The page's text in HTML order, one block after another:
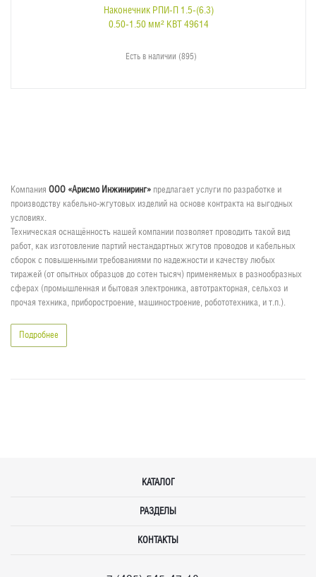
Наконечник РПИ-П 1.5-(6.3)
0.50-1.50 мм² КВТ 49614
Есть в наличии (895)
Компания ООО «Арисмо Инжиниринг» предлагает услуги по разработке и
производству кабельно-жгутовых изделий на основе контракта на выгодных
условиях.
Техническая оснащённость нашей компании позволяет проводить такой вид
работ, как изготовление партий нестандартных жгутов проводов и кабельных
сборок с повышенными требованиями по надежности и качеству любых
тиражей (от опытных образцов до сотен тысяч) применяемых в разнообразных
сферах (промышленная и бытовая электроника, автотракторная, сельхоз и
прочая техника, приборостроение, машиностроение, робототехника, и т.п.).
Подробнее
КАТАЛОГ
РАЗДЕЛЫ
КОНТАКТЫ